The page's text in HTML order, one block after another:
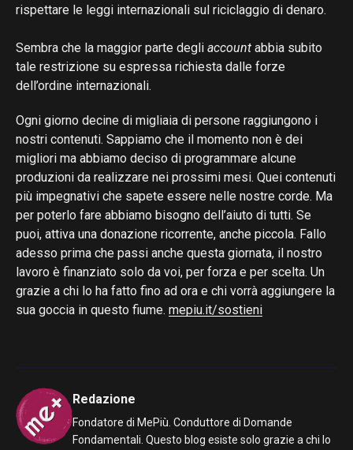
rispettare le leggi internazionali sul riciclaggio di denaro.
Sembra che la maggior parte degli account abbia subito
tale restrizione su espressa richiesta dalle forze
dell’ordine internazionali.
Ogni giorno decine di migliaia di persone raggiungono i
nostri contenuti. Sappiamo che il momento non è dei
migliori ma abbiamo deciso di programmare alcune
produzioni da realizzare nei prossimi mesi. Quei contenuti
più impegnativi che sapete essere nelle nostre corde. Ma
per poterlo fare abbiamo bisogno dell’aiuto di tutti. Se
puoi, attiva una donazione ricorrente, anche piccola. Fallo
adesso prima che passi anche questa giornata, il nostro
lavoro è finanziato solo da voi, per forza e per scelta. Un
grazie a chi lo ha fatto fino ad ora e chi vorrà aggiungere la
sua goccia in questo fiume. mepiu.it/sostieni
Redazione
Fondatore di MePiù. Conduttore di Domande
Fondamentali. Questo blog esiste solo grazie a chi lo